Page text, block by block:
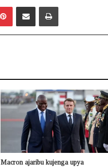
Sambaza kupitia barua pepe
Macron ajaribu kujenga upya